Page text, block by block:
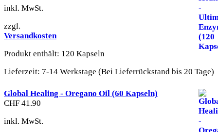
inkl. MwSt.
zzgl.
Versandkosten
Produkt enthält: 120 Kapseln
Lieferzeit: 7-14 Werkstage (Bei Lieferrückstand bis 20 Tage)
Global Healing - Oregano Oil (60 Kapseln)
CHF 41.90
inkl. MwSt.